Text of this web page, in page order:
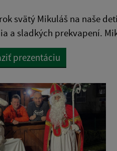
svätý Mikuláš na naše
a sladkých prekvapení.
prezentáciu